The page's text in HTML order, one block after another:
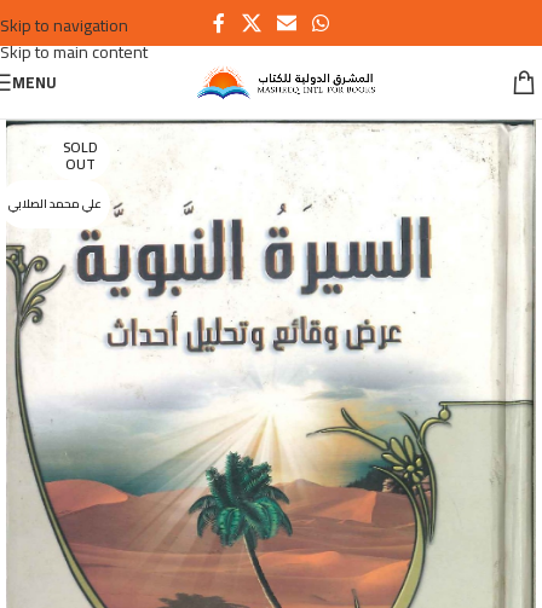
Skip to navigation
Skip to main content
MENU
SOLD
OUT
علي محمد الصلابي